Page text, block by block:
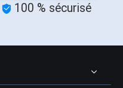
 100 % sécurisé